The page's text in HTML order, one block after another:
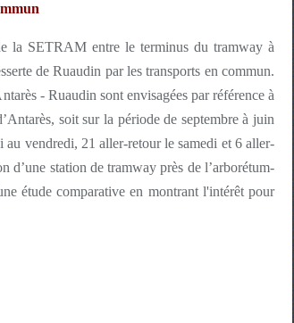
la SETRAM entre le terminus du tramway à
de Ruaudin par les transports en commun.
- Ruaudin sont envisagées par référence à
soit sur la période de septembre à juin
vendredi, 21 aller-retour le samedi et 6 aller-
d’une station de tramway près de l’arborétum-
étude comparative en montrant l'intérêt pour